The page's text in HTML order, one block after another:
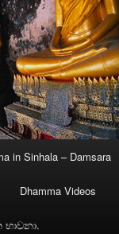
in Sinhala – Damsara
Dhamma Videos